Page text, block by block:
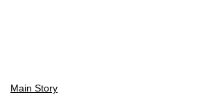
Main Story